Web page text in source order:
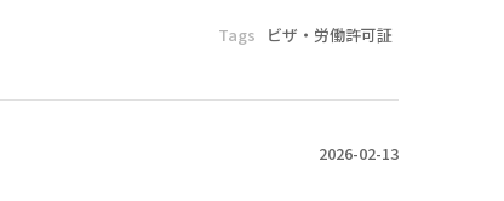
Tags ビザ・労働許可証
2026-02-13